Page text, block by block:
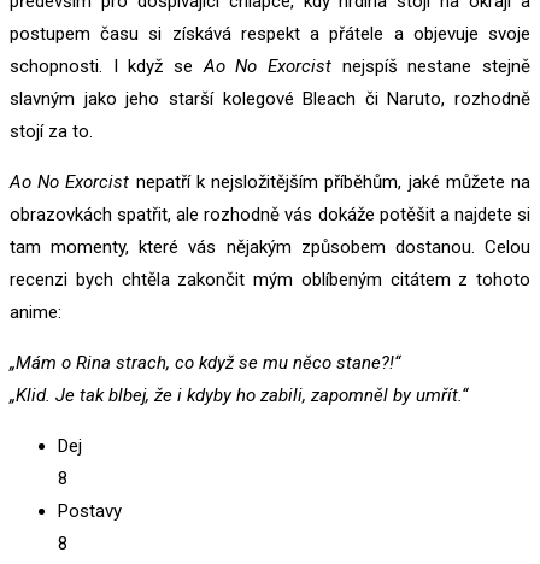
postupem času si získává respekt a přátele a objevuje svoje
schopnosti. I když seAo No Exorcist nejspíš nestane stejně
slavným jako jeho starší kolegové Bleach či Naruto, rozhodně
stojí za to.
Ao No Exorcist nepatří k nejsložitějším příběhům, jaké můžete na
obrazovkách spatřit, ale rozhodně vás dokáže potěšit a najdete si
tam momenty, které vás nějakým způsobem dostanou. Celou
recenzi bych chtěla zakončit mým oblíbeným citátem z tohoto
anime:
„Mám o Rina strach, co když se mu něco stane?!“
„Klid. Je tak blbej, že i kdyby ho zabili, zapomněl by umřít.“
Dej
8
Postavy
8